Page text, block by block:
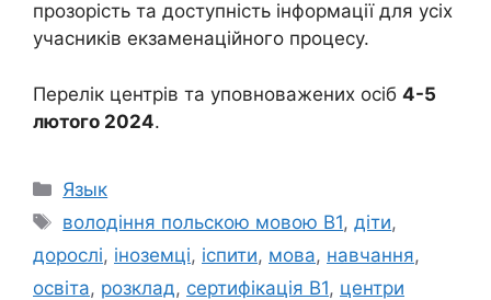
прозорість та доступність інформації для усіх
учасників екзаменаційного процесу.
Перелік центрів та уповноважених осіб 4-5
лютого 2024.
Categories
Язык
Tags
володіння польскою мовою В1,діти,
дорослі, іноземці, іспити, мова, навчання,
освіта, розклад, сертифікація В1, центри